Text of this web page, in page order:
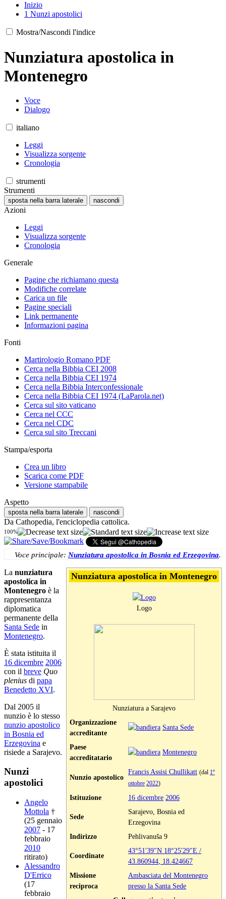
Inizio
1 Nunzi apostolici
Mostra/Nascondi l'indice
Nunziatura apostolica in
Montenegro
Voce
Dialogo
italiano
Leggi
Visualizza sorgente
Cronologia
strumenti
Strumenti
sposta nella barra laterale nascondi
Azioni
Leggi
Visualizza sorgente
Cronologia
Generale
Pagine che richiamano questa
Modifiche correlate
Carica un file
Pagine speciali
Link permanente
Informazioni pagina
Fonti
Martirologio Romano PDF
Cerca nella Bibbia CEI 2008
Cerca nella Bibbia CEI 1974
Cerca nella Bibbia Interconfessionale
Cerca nella Bibbia CEI 1974 (LaParola.net)
Cerca sul sito vaticano
Cerca nel CCC
Cerca nel CDC
Cerca sul sito Treccani
Stampa/esporta
Crea un libro
Scarica come PDF
Versione stampabile
Aspetto
sposta nella barra laterale nascondi
Da Cathopedia, l'enciclopedia cattolica.
100%
Voce principale: Nunziatura apostolica in Bosnia ed Erzegovina.
Nunziatura apostolica in Montenegro
Logo
Nunziatura a Sarajevo
Organizzazione
accreditante
Santa Sede
Paese
accreditatario
Montenegro
Nunzio apostolico
Francis Assisi Chullikatt (dal 1º
ottobre 2022)
Istituzione 16 dicembre 2006
Sede
Sarajevo, Bosnia ed
Erzegovina
Indirizzo
Pehlivanuša 9
Coordinate
43°51′39″N 18°25′29″E /
43.860944 18.424667
Missione
reciproca
Ambasciata del Montenegro
presso la Santa Sede
La nunziatura
apostolica in
Montenegro è la
rappresentanza
diplomatica
permanente della
Santa Sede in
Montenegro.
È stata istituita il
16 dicembre 2006
con il breve Quo
plenius di papa
Benedetto XVI.
Dal 2005 il
nunzio è lo stesso
nunzio apostolico
in Bosnia ed
Erzegovina e
risiede a Sarajevo.
Nunzi
apostolici
Angelo
Mottola †
(25 gennaio
2007 - 17
febbraio
2010
ritirato)
Alessandro
D'Errico
(17
febbraio